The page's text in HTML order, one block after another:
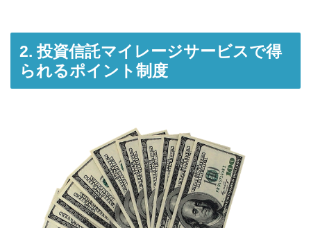
2. 投資信託マイレージサービスで得
られるポイント制度